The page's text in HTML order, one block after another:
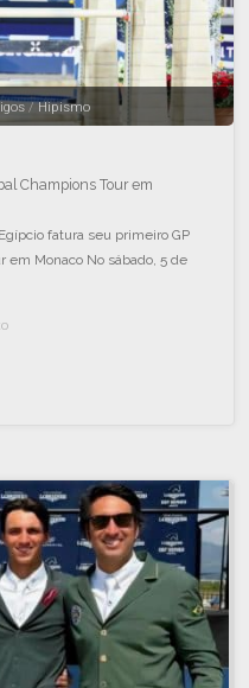
/ Hipismo
Champions Tour em
fatura seu primeiro GP
em Monaco No sábado, 5 de